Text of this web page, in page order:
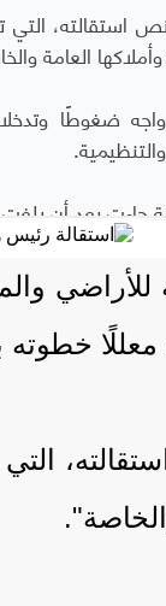
للأراضي
معللًا